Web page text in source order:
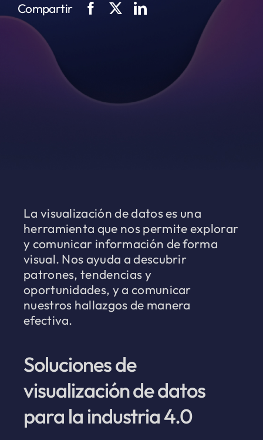
Compartir
La visualización de datos es una
herramienta que nos permite explorar
y comunicar información de forma
visual. Nos ayuda a descubrir
patrones, tendencias y
oportunidades, y a comunicar
nuestros hallazgos de manera
efectiva.
Soluciones de
visualización de datos
para la industria 4.0